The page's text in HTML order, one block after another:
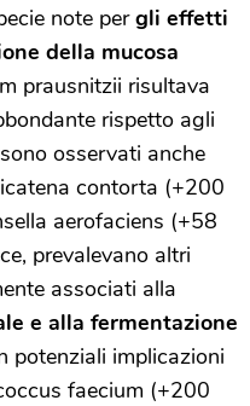
note pergli effetti
della mucosa
prausnitzii risultava
rispetto agli
osservati anche
contorta (+200
aerofaciens (+58
prevalevano altri
associati alla
e alla fermentazione
potenziali implicazioni
faecium (+200